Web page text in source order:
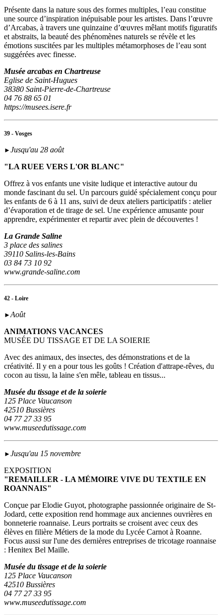
Présente dans la nature sous des formes multiples, l’eau constitue
une source d’inspiration inépuisable pour les artistes. Dans l’œuvre
d’Arcabas, à travers une quinzaine d’œuvres mêlant motifs figuratifs
et abstraits, la beauté des phénomènes naturels se révèle et les
émotions suscitées par les multiples métamorphoses de l’eau sont
suggérées avec finesse.
Musée arcabas en Chartreuse
Eglise de Saint-Hugues
38380 Saint-Pierre-de-Chartreuse
04 76 88 65 01
https://musees.isere.fr
39 - Vosges
► Jusqu'au 28 août
"LA RUEE VERS L'OR BLANC"
Offrez à vos enfants une visite ludique et interactive autour du
monde fascinant du sel. Un parcours guidé spécialement conçu pour
les enfants de 6 à 11 ans, suivi de deux ateliers participatifs : atelier
d’évaporation et de tirage de sel. Une expérience amusante pour
apprendre, expérimenter et repartir avec plein de découvertes !
La Grande Saline
3 place des salines
39110 Salins-les-Bains
03 84 73 10 92
www.grande-saline.com
42 - Loire
►Août
ANIMATIONS VACANCES
MUSÉE DU TISSAGE ET DE LA SOIERIE
Avec des animaux, des insectes, des démonstrations et de la
créativité. Il y en a pour tous les goûts ! Création d'attrape-rêves, du
cocon au tissu, la laine s'en mêle, tableau en tissus...
Musée du tissage et de la soierie
125 Place Vaucanson
42510 Bussières
04 77 27 33 95
www.museedutissage.com
► Jusqu'au 15 novembre
EXPOSITION
"REMAILLER - LA MÉMOIRE VIVE DU TEXTILE EN
ROANNAIS"
Conçue par Elodie Guyot, photographe passionnée originaire de St-
Jodard, cette exposition rend hommage aux anciennes ouvrières en
bonneterie roannaise. Leurs portraits se croisent avec ceux des
élèves en filière Métiers de la mode du Lycée Carnot à Roanne.
Focus aussi sur l'une des dernières entreprises de tricotage roannaise
: Henitex Bel Maille.
Musée du tissage et de la soierie
125 Place Vaucanson
42510 Bussières
04 77 27 33 95
www.museedutissage.com